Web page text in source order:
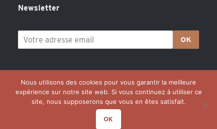
Newsletter
OK
Nous utilisons des cookies pour vous garantir la meilleure
expérience sur notre site web. Si vous continuez à utiliser ce
site, nous supposerons que vous en êtes satisfait.
OK